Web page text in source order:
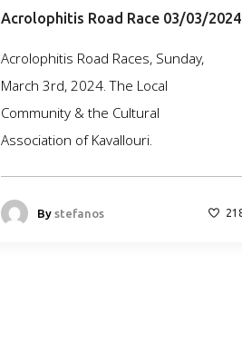
Acrolophitis Road Race 03/03/2024
Acrolophitis Road Races, Sunday,
March 3rd, 2024. The Local
Community & the Cultural
Association of Kavallouri.
By stefanos